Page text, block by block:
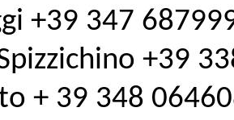
+39 347
+39
+ 39 348